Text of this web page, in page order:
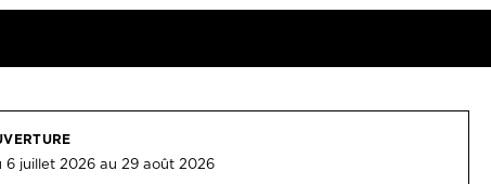
6 juillet 2026 au 29 août 2026